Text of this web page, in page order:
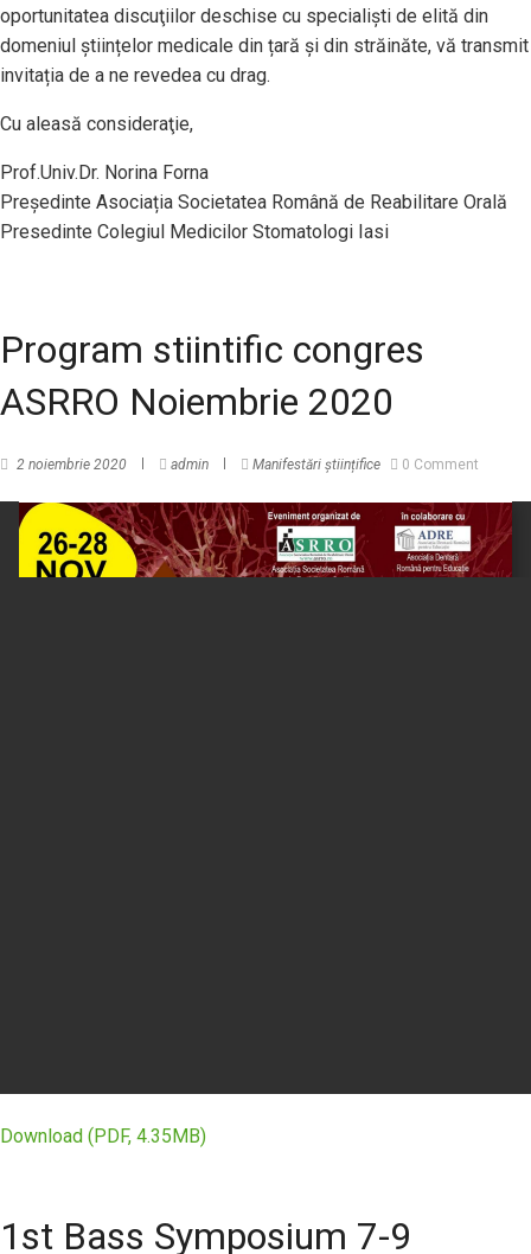
oportunitatea discuţiilor deschise cu specialişti de elită din
domeniul științelor medicale din țară și din străinăte, vă transmit
invitația de a ne revedea cu drag.
Cu aleasă consideraţie,
Prof.Univ.Dr. Norina Forna
Președinte Asociația Societatea Română de Reabilitare Orală
Presedinte Colegiul Medicilor Stomatologi Iasi
Program stiintific congres
ASRRO Noiembrie 2020
2 noiembrie 2020 admin Manifestări științifice 0 Comment
Download (PDF, 4.35MB)
1st Bass Symposium 7-9